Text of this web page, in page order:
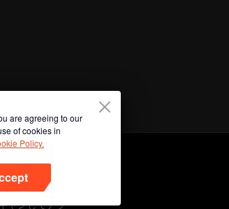
are agreeing to our
of cookies in
Policy.
ャンしてアプ